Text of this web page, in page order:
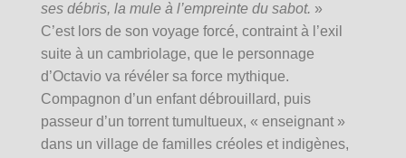
ses débris, la mule à l’empreinte du sabot. »
C’est lors de son voyage forcé, contraint à l’exil
suite à un cambriolage, que le personnage
d’Octavio va révéler sa force mythique.
Compagnon d’un enfant débrouillard, puis
passeur d’un torrent tumultueux, « enseignant »
dans un village de familles créoles et indigènes,